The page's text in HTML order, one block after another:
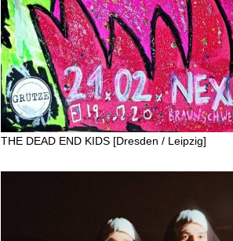
THE DEAD END KIDS [Dresden / Leipzig]